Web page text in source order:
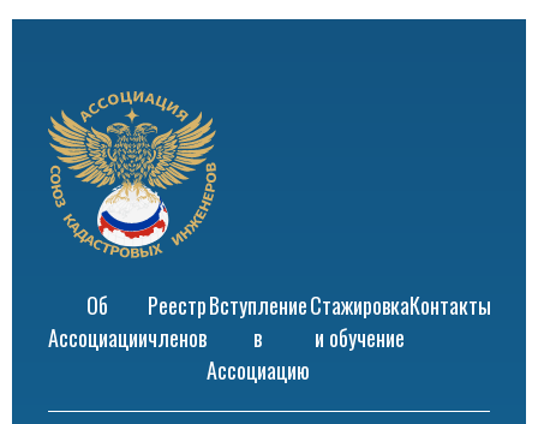
Об
Ассоциации
Реестр
членов
Вступление
в
Ассоциацию
Стажировка
и обучение
Контакты